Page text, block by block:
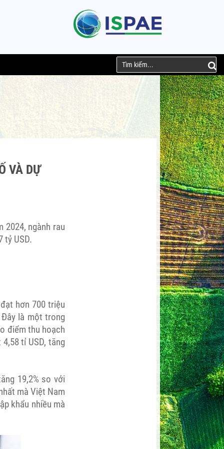
VÀ DỰ
2024, ngành rau
tỷ USD.
hơn 700 triệu
Đây là một trong
điểm thu hoạch
tỉ USD, tăng
19,2% so với
mà Việt Nam
khẩu nhiều mà